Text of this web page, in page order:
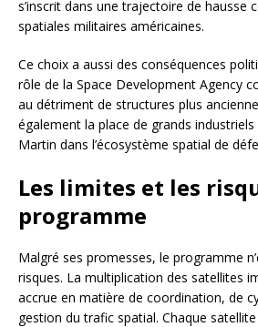
s’inscrit dans une trajectoire de hausse
spatiales militaires américaines.
Ce choix a aussi des conséquences
rôle de la Space Development Agency
au détriment de structures plus
également la place de grands
Martin dans l’écosystème spatial de
Les limites et les
programme
Malgré ses promesses, le programme
risques. La multiplication des satellites
accrue en matière de coordination, de
gestion du trafic spatial. Chaque